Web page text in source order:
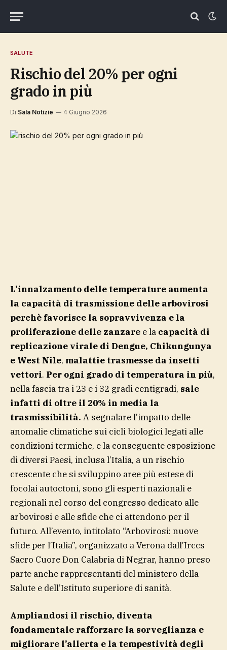
SALUTE
rischio del 20% per ogni
grado in più
Di Sala Notizie 4 Giugno 2026
L’innalzamento delle temperature aumenta
la capacità di trasmissione delle arbovirosi
perchè favorisce la sopravvivenza e la
proliferazione delle zanzare e la capacità di
replicazione virale di Dengue, Chikungunya
e West Nile, malattie trasmesse da insetti
vettori. Per ogni grado di temperatura in più,
nella fascia tra i 23 e i 32 gradi centigradi, sale
infatti di oltre il 20% in media la
trasmissibilità. A segnalare l’impatto delle
anomalie climatiche sui cicli biologici legati alle
condizioni termiche, e la conseguente esposizione
di diversi Paesi, inclusa l’Italia, a un rischio
crescente che si sviluppino aree più estese di
focolai autoctoni, sono gli esperti nazionali e
regionali nel corso del congresso dedicato alle
arbovirosi e alle sfide che ci attendono per il
futuro. All’evento, intitolato “Arbovirosi: nuove
sfide per l’Italia”, organizzato a Verona dall’Irccs
Sacro Cuore Don Calabria di Negrar, hanno preso
parte anche rappresentanti del ministero della
Salute e dell’Istituto superiore di sanità.
Ampliandosi il rischio, diventa
fondamentale rafforzare la sorveglianza e
migliorare l’allerta e la tempestività degli